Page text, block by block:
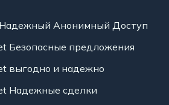
Надежный Анонимный Доступ
Безопасные предложения
выгодно и надежно
Надежные сделки